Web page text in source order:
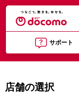
サポート
店舗の選択